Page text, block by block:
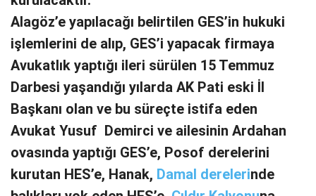
Alagöz’e yapılacağı belirtilen GES’in hukuki
işlemlerini de alıp, GES’i yapacak firmaya
Avukatlık yaptığı ileri sürülen 15 Temmuz
Darbesi yaşandığı yılarda AK Pati eski İl
Başkanı olan ve bu süreçte istifa eden
Avukat Yusuf Demirci ve ailesinin Ardahan
ovasında yaptığı GES’e, Posof derelerini
kurutan HES’e, Hanak, Damal derelerinde